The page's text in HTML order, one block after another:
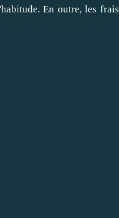
En outre, les frais